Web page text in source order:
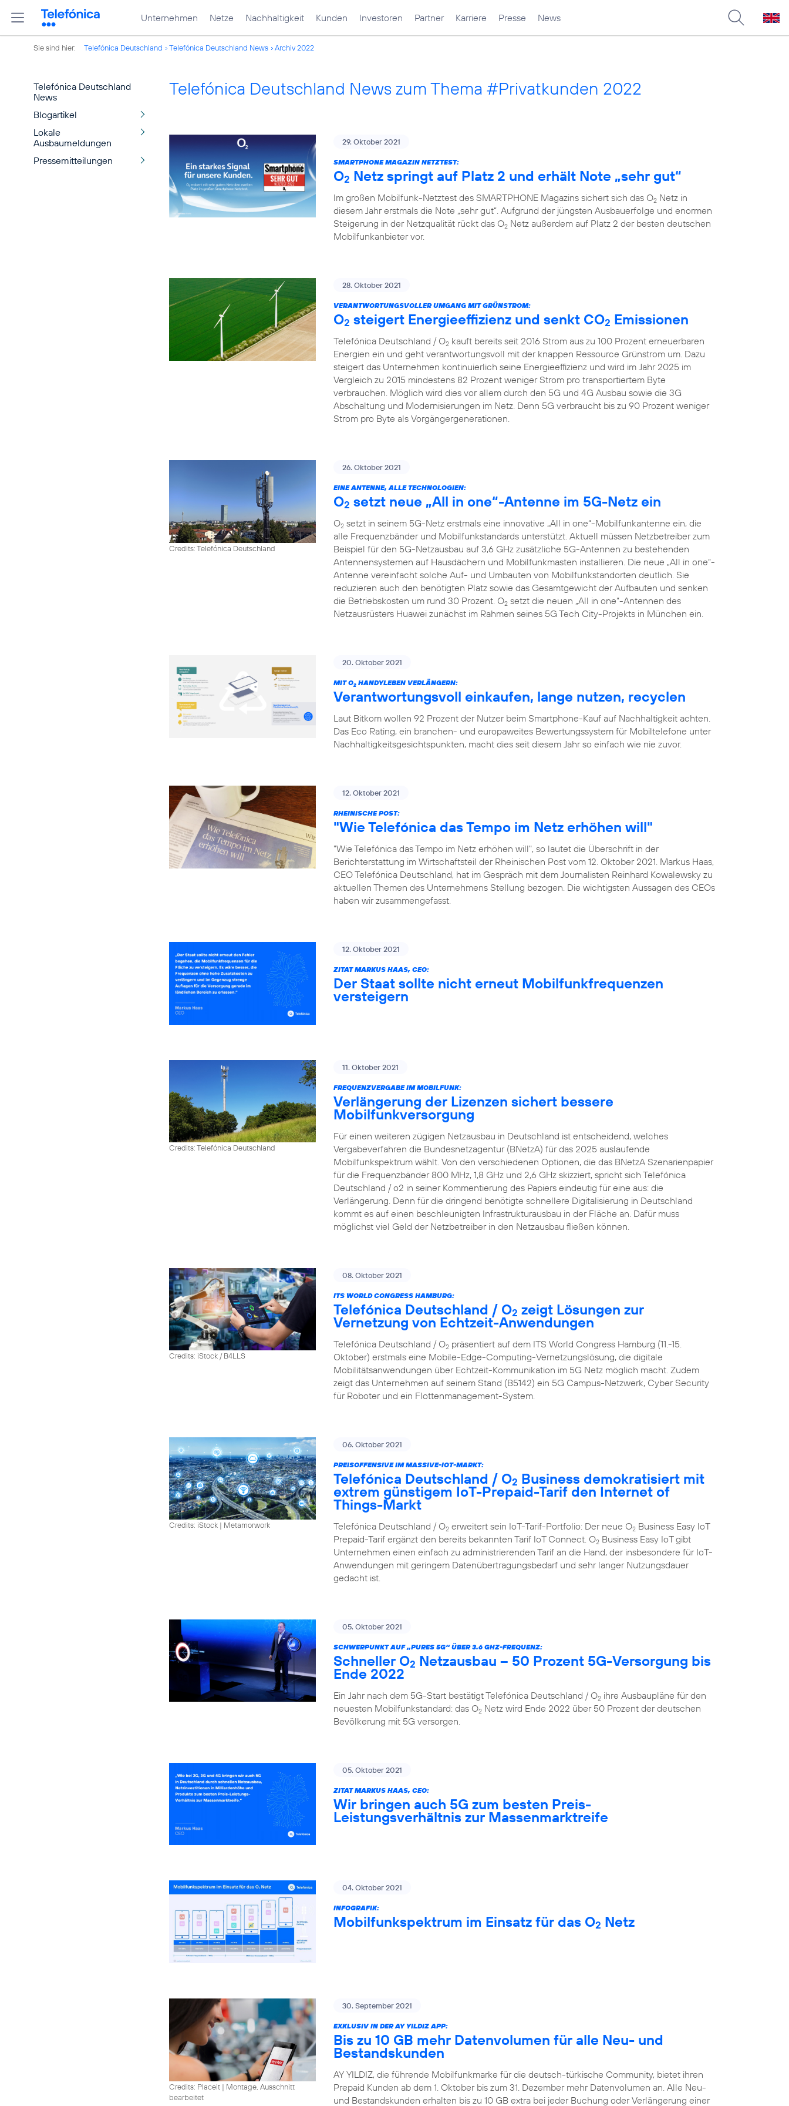
Unternehmen Netze Nachhaltigkeit Kunden Investoren Partner Karriere Presse News
Sie sind hier: Telefónica Deutschland Telefónica Deutschland News Archiv 2022
Telefónica Deutschland
News
Blogartikel
Lokale
Ausbaumeldungen
Pressemitteilungen
Telefónica Deutschland News zum Thema #Privatkunden 2022
29. Oktober 2021
SMARTPHONE MAGAZIN NETZTEST:
O2 Netz springt auf Platz 2 und erhält Note „sehr gut“
Im großen Mobilfunk-Netztest des SMARTPHONE Magazins sichert sich das O2 Netz in
diesem Jahr erstmals die Note „sehr gut“. Aufgrund der jüngsten Ausbauerfolge und enormen
Steigerung in der Netzqualität rückt das O2 Netz außerdem auf Platz 2 der besten deutschen
Mobilfunkanbieter vor.
28. Oktober 2021
VERANTWORTUNGSVOLLER UMGANG MIT GRÜNSTROM:
O2 steigert Energieeffizienz und senkt CO2 Emissionen
Telefónica Deutschland / O2 kauft bereits seit 2016 Strom aus zu 100 Prozent erneuerbaren
Energien ein und geht verantwortungsvoll mit der knappen Ressource Grünstrom um. Dazu
steigert das Unternehmen kontinuierlich seine Energieeffizienz und wird im Jahr 2025 im
Vergleich zu 2015 mindestens 82 Prozent weniger Strom pro transportiertem Byte
verbrauchen. Möglich wird dies vor allem durch den 5G und 4G Ausbau sowie die 3G
Abschaltung und Modernisierungen im Netz. Denn 5G verbraucht bis zu 90 Prozent weniger
Strom pro Byte als Vorgängergenerationen.
Credits: Telefónica Deutschland
26. Oktober 2021
EINE ANTENNE, ALLE TECHNOLOGIEN:
O2 setzt neue „All in one“-Antenne im 5G-Netz ein
O2 setzt in seinem 5G-Netz erstmals eine innovative „All in one“-Mobilfunkantenne ein, die
alle Frequenzbänder und Mobilfunkstandards unterstützt. Aktuell müssen Netzbetreiber zum
Beispiel für den 5G-Netzausbau auf 3,6 GHz zusätzliche 5G-Antennen zu bestehenden
Antennensystemen auf Hausdächern und Mobilfunkmasten installieren. Die neue „All in one“-
Antenne vereinfacht solche Auf- und Umbauten von Mobilfunkstandorten deutlich. Sie
reduzieren auch den benötigten Platz sowie das Gesamtgewicht der Aufbauten und senken
die Betriebskosten um rund 30 Prozent. O2 setzt die neuen „All in one“-Antennen des
Netzausrüsters Huawei zunächst im Rahmen seines 5G Tech City-Projekts in München ein.
20. Oktober 2021
MIT O2 HANDYLEBEN VERLÄNGERN:
Verantwortungsvoll einkaufen, lange nutzen, recyclen
Laut Bitkom wollen 92 Prozent der Nutzer beim Smartphone-Kauf auf Nachhaltigkeit achten.
Das Eco Rating, ein branchen- und europaweites Bewertungssystem für Mobiltelefone unter
Nachhaltigkeitsgesichtspunkten, macht dies seit diesem Jahr so einfach wie nie zuvor.
12. Oktober 2021
RHEINISCHE POST:
"Wie Telefónica das Tempo im Netz erhöhen will"
"Wie Telefónica das Tempo im Netz erhöhen will", so lautet die Überschrift in der
Berichterstattung im Wirtschaftsteil der Rheinischen Post vom 12. Oktober 2021. Markus Haas,
CEO Telefónica Deutschland, hat im Gespräch mit dem Journalisten Reinhard Kowalewsky zu
aktuellen Themen des Unternehmens Stellung bezogen. Die wichtigsten Aussagen des CEOs
haben wir zusammengefasst.
12. Oktober 2021
ZITAT MARKUS HAAS, CEO:
Der Staat sollte nicht erneut Mobilfunkfrequenzen
versteigern
Credits: Telefónica Deutschland
11. Oktober 2021
FREQUENZVERGABE IM MOBILFUNK:
Verlängerung der Lizenzen sichert bessere
Mobilfunkversorgung
Für einen weiteren zügigen Netzausbau in Deutschland ist entscheidend, welches
Vergabeverfahren die Bundesnetzagentur (BNetzA) für das 2025 auslaufende
Mobilfunkspektrum wählt. Von den verschiedenen Optionen, die das BNetzA Szenarienpapier
für die Frequenzbänder 800 MHz, 1,8 GHz und 2,6 GHz skizziert, spricht sich Telefónica
Deutschland / o2 in seiner Kommentierung des Papiers eindeutig für eine aus: die
Verlängerung. Denn für die dringend benötigte schnellere Digitalisierung in Deutschland
kommt es auf einen beschleunigten Infrastrukturausbau in der Fläche an. Dafür muss
möglichst viel Geld der Netzbetreiber in den Netzausbau fließen können.
Credits: iStock / B4LLS
08. Oktober 2021
ITS WORLD CONGRESS HAMBURG:
Telefónica Deutschland / O2 zeigt Lösungen zur
Vernetzung von Echtzeit-Anwendungen
Telefónica Deutschland / O2 präsentiert auf dem ITS World Congress Hamburg (11.-15.
Oktober) erstmals eine Mobile-Edge-Computing-Vernetzungslösung, die digitale
Mobilitätsanwendungen über Echtzeit-Kommunikation im 5G Netz möglich macht. Zudem
zeigt das Unternehmen auf seinem Stand (B5142) ein 5G Campus-Netzwerk, Cyber Security
für Roboter und ein Flottenmanagement-System.
Credits: iStock | Metamorwork
06. Oktober 2021
PREISOFFENSIVE IM MASSIVE-IOT-MARKT:
Telefónica Deutschland / O2 Business demokratisiert mit
extrem günstigem IoT-Prepaid-Tarif den Internet of
Things-Markt
Telefónica Deutschland / O2 erweitert sein IoT-Tarif-Portfolio: Der neue O2 Business Easy IoT
Prepaid-Tarif ergänzt den bereits bekannten Tarif IoT Connect. O2 Business Easy IoT gibt
Unternehmen einen einfach zu administrierenden Tarif an die Hand, der insbesondere für IoT-
Anwendungen mit geringem Datenübertragungsbedarf und sehr langer Nutzungsdauer
gedacht ist.
05. Oktober 2021
SCHWERPUNKT AUF „PURES 5G“ ÜBER 3.6 GHZ-FREQUENZ:
Schneller O2 Netzausbau – 50 Prozent 5G-Versorgung bis
Ende 2022
Ein Jahr nach dem 5G-Start bestätigt Telefónica Deutschland / O2 ihre Ausbaupläne für den
neuesten Mobilfunkstandard: das O2 Netz wird Ende 2022 über 50 Prozent der deutschen
Bevölkerung mit 5G versorgen.
05. Oktober 2021
ZITAT MARKUS HAAS, CEO:
Wir bringen auch 5G zum besten Preis-
Leistungsverhältnis zur Massenmarktreife
04. Oktober 2021
INFOGRAFIK:
Mobilfunkspektrum im Einsatz für das O2 Netz
Credits: Placeit | Montage, Ausschnitt
bearbeitet
30. September 2021
EXKLUSIV IN DER AY YILDIZ APP:
Bis zu 10 GB mehr Datenvolumen für alle Neu- und
Bestandskunden
AY YILDIZ, die führende Mobilfunkmarke für die deutsch-türkische Community, bietet ihren
Prepaid Kunden ab dem 1. Oktober bis zum 31. Dezember mehr Datenvolumen an. Alle Neu-
und Bestandskunden erhalten bis zu 10 GB extra bei jeder Buchung oder Verlängerung einer